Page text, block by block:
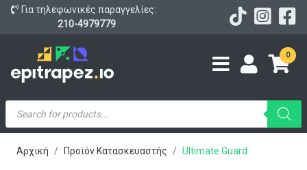
Για τηλεφωνικές παραγγελίες:
210-4979779
0
Products
search
Αρχική Προϊόν Κατασκευαστής Ultimate Guard